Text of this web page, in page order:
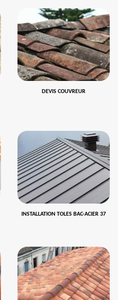
DEVIS COUVREUR
INSTALLATION TOLES BAC-ACIER 37